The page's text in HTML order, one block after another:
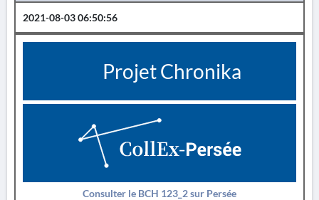
2021-08-03 06:50:56
Projet Chronika
Consulter le BCH 123_2 sur Persée